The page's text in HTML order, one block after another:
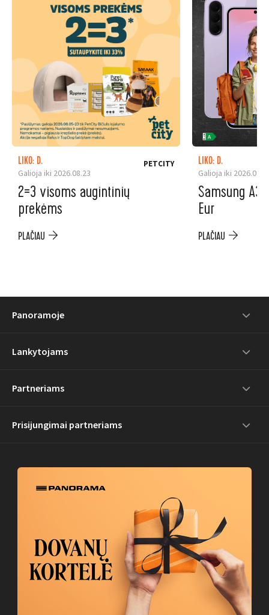
LIKO: D.
Galioja iki 2026.08.23
PETCITY
2=3 visoms augintinių
prekėms
PLAČIAU
LIKO: D.
Galioja iki
Samsung
Eur
PLAČIAU
Panoramoje
Lankytojams
Partneriams
Prisijungimai partneriams